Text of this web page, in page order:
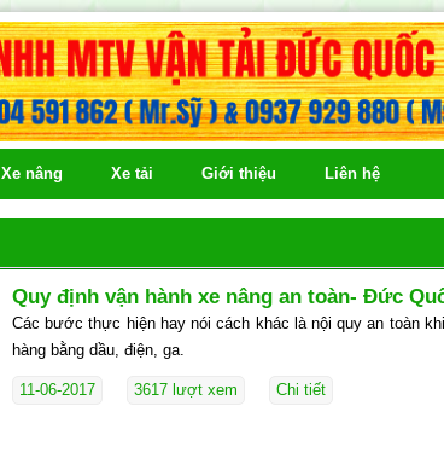
Quy định vận hành xe nâng an toàn- Đức
Các bước thực hiện hay nói cách khác là nội quy an toàn
hàng bằng dầu, điện, ga.
11-06-2017 3617 lượt xem Chi tiết
Xe nâng Xe tải Giới thiệu Liên hệ